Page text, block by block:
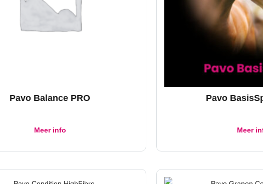
Pavo Balance PRO
Meer info
Pavo
Meer